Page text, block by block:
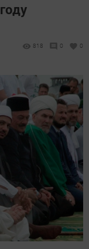
818 0 0